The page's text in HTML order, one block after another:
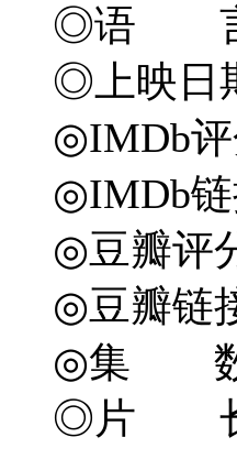
◎语
◎上映日
◎IMDb评
◎IMDb
◎豆瓣评
◎豆瓣链
◎集
◎片 长